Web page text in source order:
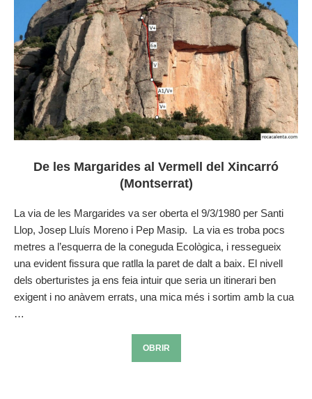
De les Margarides al Vermell del Xincarró
(Montserrat)
La via de les Margarides va ser oberta el 9/3/1980 per Santi
Llop, Josep Lluís Moreno i Pep Masip. La via es troba pocs
metres a l’esquerra de la coneguda Ecològica, i ressegueix
una evident fissura que ratlla la paret de dalt a baix. El nivell
dels oberturistes ja ens feia intuir que seria un itinerari ben
exigent i no anàvem errats, una mica més i sortim amb la cua
…
OBRIR